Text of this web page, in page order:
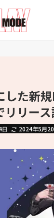
した新
リリー
2024年5月